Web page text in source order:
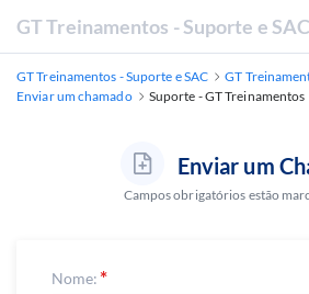
GT Treinamentos - Suporte e SAC
GT Treinamentos - Suporte e SAC
GT
Enviar um chamado
Suporte - GT Treinamentos
Enviar um
Campos obrigatórios estão
Nome: